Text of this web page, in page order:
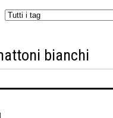
bianchi